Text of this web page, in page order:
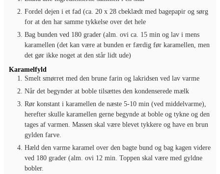
Fordel dejen i et fad (ca. 20 x 28 cbeklædt med bagepapir og sørg
for at den har samme tykkelse over det hele
Bag bunden ved 180 grader (alm. ovi ca. 15 min og lav i mens
karamellen (det kan være at bunden er færdig før karamellen, men
det gør ikke noget at den står lidt ude)
Karamelfyld
Smelt smørret med den brune farin og lakridsen ved lav varme
Når det begynder at boble tilsættes den kondenserede mælk
Rør konstant i karamellen de næste 5-10 min (ved middelvarme),
herefter skulle karamellen gerne begynde at boble og tykne og den
tages af varmen. Massen skal være blevet tykkere og have en brun
gylden farve.
Hæld den varme karamel over den bagte bund og bag kagen videre
ved 180 grader (alm. ovi 12 min. Toppen skal være med gyldne
bobler.